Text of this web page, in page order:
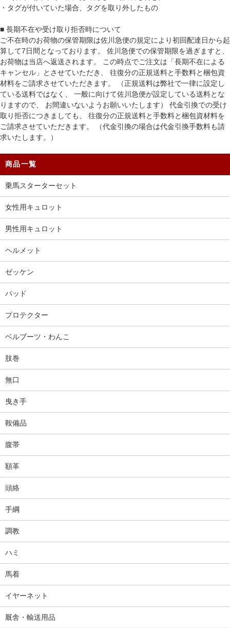
・タグが付いていた場合、タグを取り外したもの
■ 長期不在や受け取り拒否時について
ご不在時のお荷物の保管期限は佐川急便の規定により初回配達日から起
算して7日間となっております。 佐川急便での保管期限を過ぎますと、
お荷物は当店へ返送されます。 この時点でご注文は「長期不在による
キャンセル」とさせていただき、 往復分の正規送料と手数料と梱包資
材料をご請求させていただきます。 （正規送料は弊社で一律に設定し
ている送料ではなく、 一般に向けて佐川急便が設定している送料とな
りますので、 お間違いないようお願いいたします） 代金引換での受け
取り拒否につきましても、 往復分の正規送料と手数料と梱包資材料を
ご請求させていただきます。 （代金引換の場合は代金引換手数料も請
求いたします。）
商品一覧
乗馬スターターセット
女性用キュロット
男性用キュロット
ヘルメット
ゼッケン
パッド
プロテクター
ベルブーツ・わんこ
肢巻
無口
曳き手
鞍備品
腹帯
額革
頭絡
手綱
調教
ハミ
馬着
イヤーネット
厩舎・輸送用品